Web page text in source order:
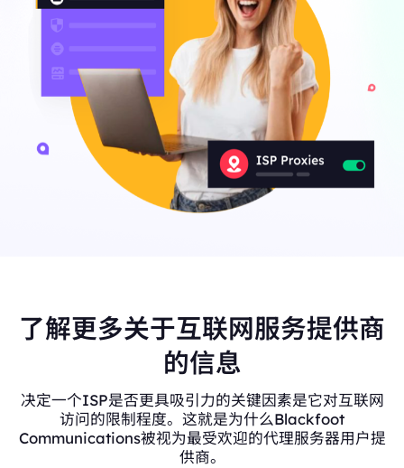
了解更多关于互联网服务提供商
的信息
决定一个ISP是否更具吸引力的关键因素是它对互联网
访问的限制程度。这就是为什么Blackfoot
Communications被视为最受欢迎的代理服务器用户提
供商。